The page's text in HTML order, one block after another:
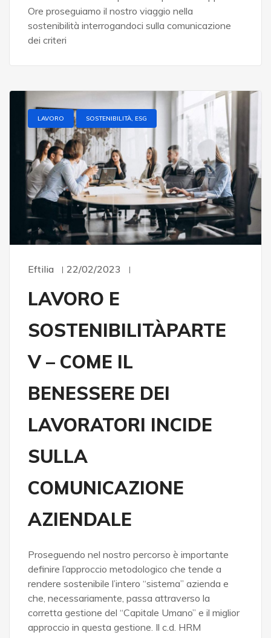
Ore proseguiamo il nostro viaggio nella
sostenibilità interrogandoci sulla comunicazione
dei criteri
LAVORO SOSTENIBILITÀ, ESG
Eftilia 22/02/2023
LAVORO E
SOSTENIBILITÀPARTE
V – COME IL
BENESSERE DEI
LAVORATORI INCIDE
SULLA
COMUNICAZIONE
AZIENDALE
Proseguendo nel nostro percorso è importante
definire l’approccio metodologico che tende a
rendere sostenibile l’intero “sistema” azienda e
che, necessariamente, passa attraverso la
corretta gestione del “Capitale Umano” e il miglior
approccio in questa gestione. Il c.d. HRM